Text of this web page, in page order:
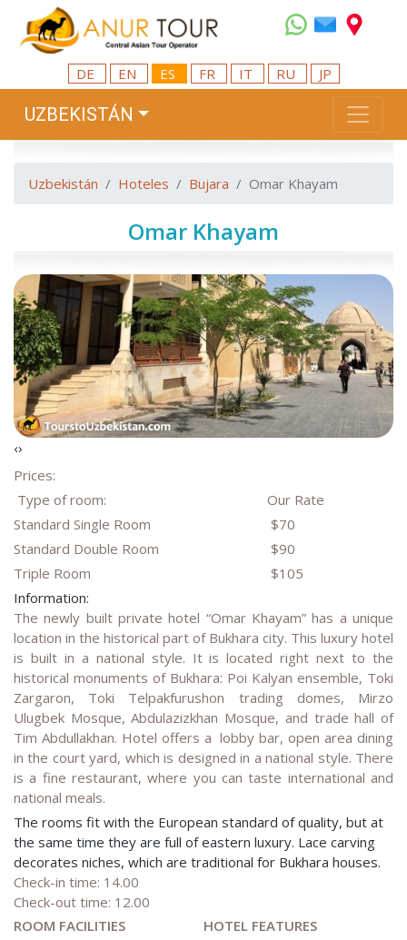
DE EN ES FR IT RU JP
UZBEKISTÁN
Uzbekistán Hoteles Bujara Omar Khayam
Omar Khayam
‹›
Prices:
Type of room:
Our Rate
Standard Single Room
$70
Standard Double Room
$90
Triple Room
$105
Information:
The newly built private hotel “Omar Khayam” has a unique
location in the historical part of Bukhara city. This luxury hotel
is built in a national style. It is located right next to the
historical monuments of Bukhara: Poi Kalyan ensemble, Toki
Zargaron, Toki Telpakfurushon trading domes, Mirzo
Ulugbek Mosque, Abdulazizkhan Mosque, and trade hall of
Tim Abdullakhan. Hotel offers a lobby bar, open area dining
in the court yard, which is designed in a national style. There
is a fine restaurant, where you can taste international and
national meals.
The rooms fit with the European standard of quality, but at
the same time they are full of eastern luxury. Lace carving
decorates niches, which are traditional for Bukhara houses.
Check-in time: 14.00
Check-out time: 12.00
ROOM FACILITIES
HOTEL FEATURES